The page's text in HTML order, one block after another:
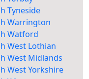
Tyneside
Warrington
Watford
West Lothian
West Midlands
West Yorkshire